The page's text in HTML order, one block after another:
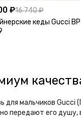
₽16 740 ₽
кеды Gucci
мальчиков Gucci
передают его